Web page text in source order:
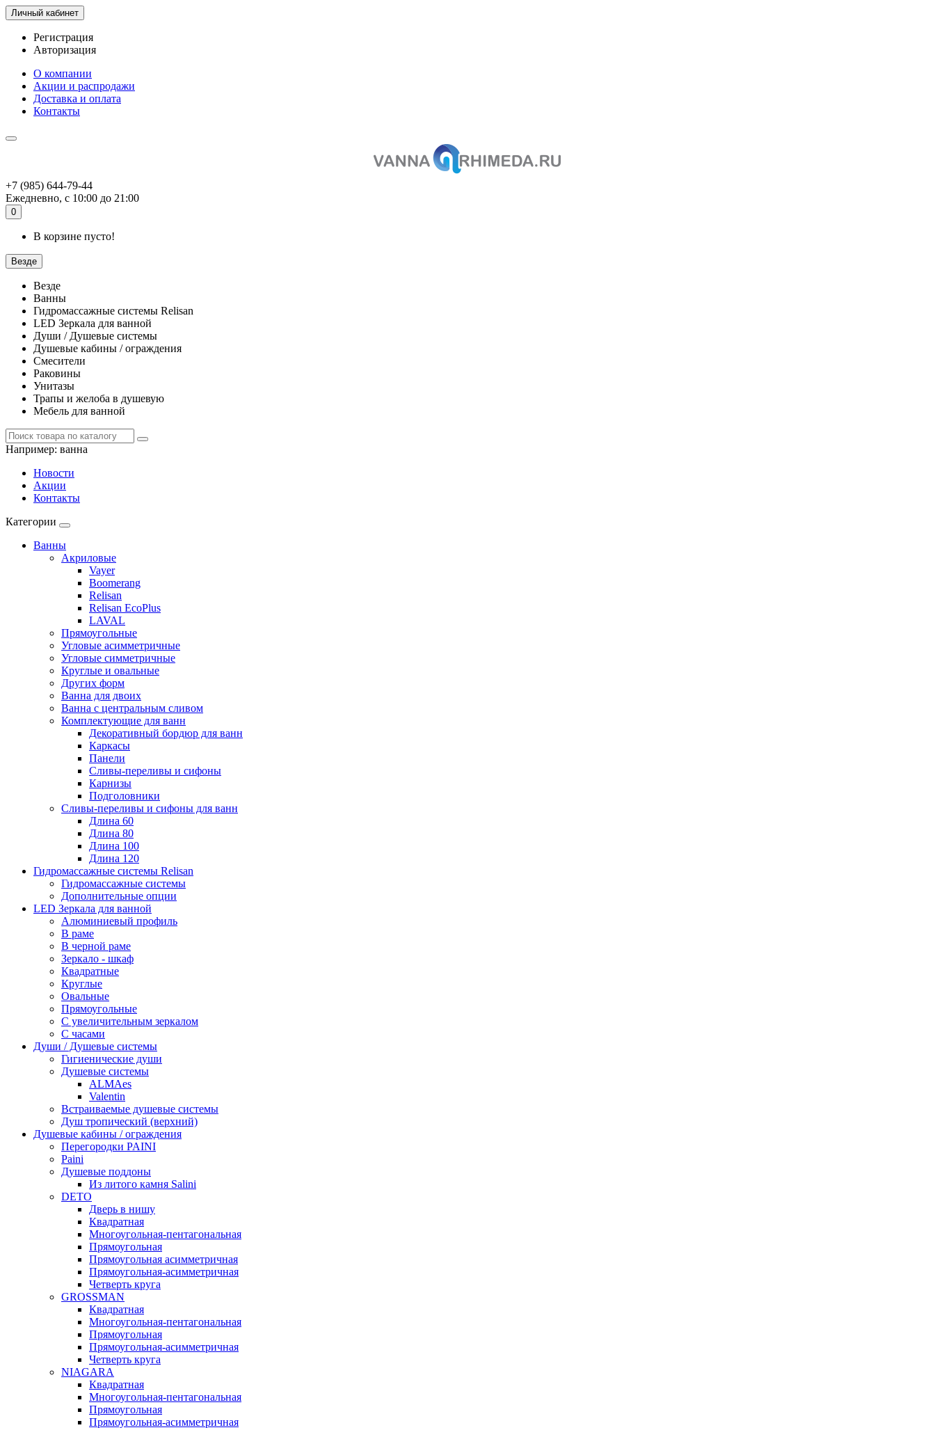
Личный кабинет
Регистрация
Авторизация
О компании
Акции и распродажи
Доставка и оплата
Контакты
+7 (985) 644-79-44
Ежедневно, с 10:00 до 21:00
0
В корзине пусто!
Везде
Везде
Ванны
Гидромассажные системы Relisan
LED Зеркала для ванной
Души / Душевые системы
Душевые кабины / ограждения
Смесители
Раковины
Унитазы
Трапы и желоба в душевую
Мебель для ванной
Например: ванна
Новости
Акции
Контакты
Категории
Ванны
Акриловые
Vayer
Boomerang
Relisan
Relisan EcoPlus
LAVAL
Прямоугольные
Угловые асимметричные
Угловые симметричные
Круглые и овальные
Других форм
Ванна для двоих
Ванна с центральным сливом
Комплектующие для ванн
Декоративный бордюр для ванн
Каркасы
Панели
Сливы-переливы и сифоны
Карнизы
Подголовники
Сливы-переливы и сифоны для ванн
Длина 60
Длина 80
Длина 100
Длина 120
Гидромассажные системы Relisan
Гидромассажные системы
Дополнительные опции
LED Зеркала для ванной
Алюминиевый профиль
В раме
В черной раме
Зеркало - шкаф
Квадратные
Круглые
Овальные
Прямоугольные
С увеличительным зеркалом
С часами
Души / Душевые системы
Гигиенические души
Душевые системы
ALMAes
Valentin
Встраиваемые душевые системы
Душ тропический (верхний)
Душевые кабины / ограждения
Перегородки PAINI
Paini
Душевые поддоны
Из литого камня Salini
DETO
Дверь в нишу
Квадратная
Многоугольная-пентагональная
Прямоугольная
Прямоугольная асимметричная
Прямоугольная-асимметричная
Четверть круга
GROSSMAN
Квадратная
Многоугольная-пентагональная
Прямоугольная
Прямоугольная-асимметричная
Четверть круга
NIAGARA
Квадратная
Многоугольная-пентагональная
Прямоугольная
Прямоугольная-асимметричная